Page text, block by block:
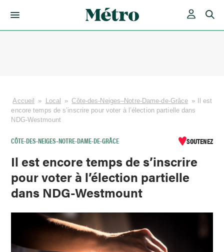
Accueil » Local » Côte-des-Neiges–Notre-Dame-de-Grâce »
Il est
encore temps de s’inscrire pour voter à l’élection partielle dans
NDG-Westmount
CÔTE-DES-NEIGES–NOTRE-DAME-DE-GRÂCE SOUTENEZ
Il est encore temps de s’inscrire
pour voter à l’élection partielle
dans NDG-Westmount